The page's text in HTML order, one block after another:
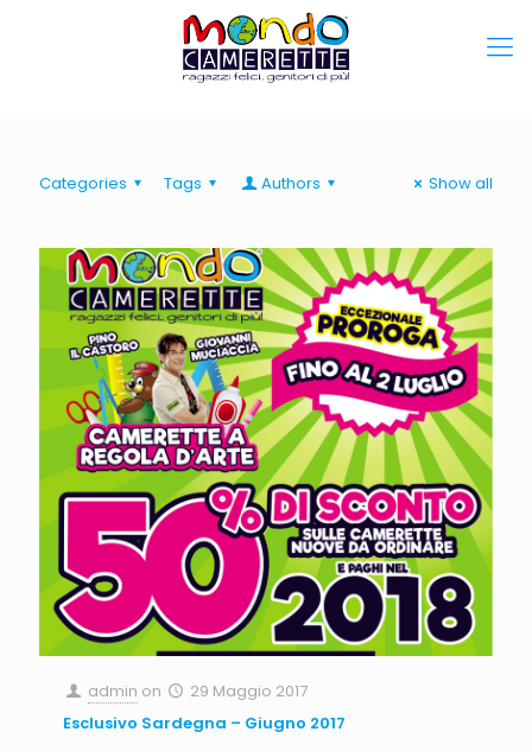
Categories Tags Authors Show all
admin on
29 Maggio 2017
Esclusivo Sardegna – Giugno 2017